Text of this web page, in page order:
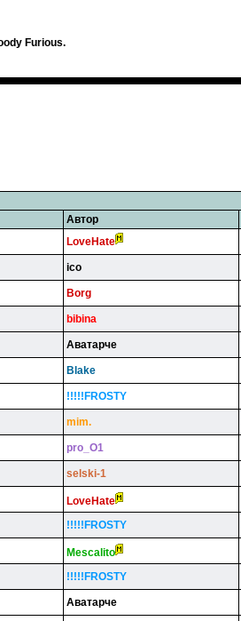
Furious.
Автор
LoveHate
ico
Borg
bibina
Aвaтapчe
Blake
!!!!!FROSTY
mim.
pro_O1
selski-1
LoveHate
!!!!!FROSTY
Mescalito
!!!!!FROSTY
Aвaтapчe